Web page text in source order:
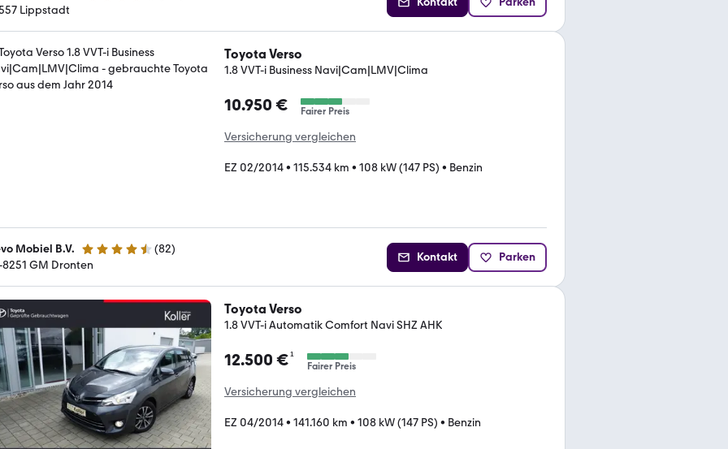
Lippstadt
Toyota Verso
1.8 VVT-i Business Navi|Cam|LMV|Clima
10.950 € Fairer Preis
Versicherung vergleichen
EZ 02/2014• 115.534 km • 108 kW (147 PS) • Benzin
Mobiel B.V. 4.5 Sterne (82)
8251 GM Dronten
Kontakt Parken
Toyota Verso
1.8 VVT-i Automatik Comfort Navi SHZ AHK
12.500 €¹
Fairer Preis
Versicherung vergleichen
EZ 04/2014• 141.160 km • 108 kW (147 PS) • Benzin